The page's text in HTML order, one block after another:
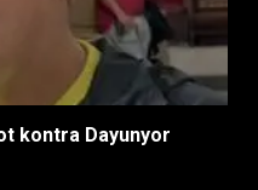
kontra Dayunyor